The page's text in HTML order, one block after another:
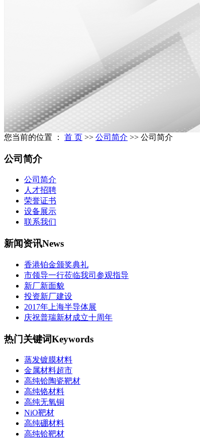
您当前的位置 ： 首 页 >> 公司简介 >> 公司简介
公司简介
公司简介
人才招聘
荣誉证书
设备展示
联系我们
新闻资讯News
香港铂金颁奖典礼
市领导一行莅临我司参观指导
新厂新面貌
投资新厂建设
2017年上海半导体展
庆祝普瑞新材成立十周年
热门关键词Keywords
蒸发镀膜材料
金属材料超市
高纯铪陶瓷靶材
高纯铬材料
高纯无氧铜
NiO靶材
高纯硼材料
高纯铪靶材